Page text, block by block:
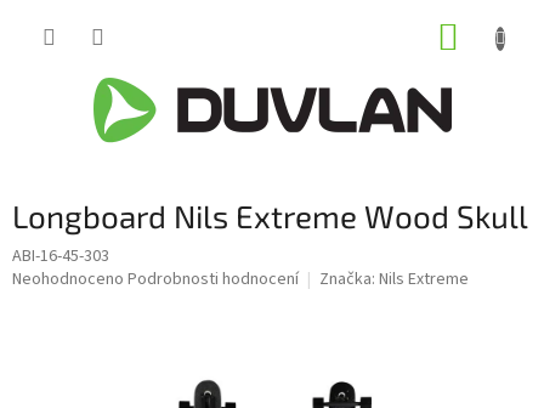
Longboard Nils Extreme Wood Skull
ABI-16-45-303
Průměrné
Neohodnoceno Podrobnosti hodnocení Značka: Nils Extreme